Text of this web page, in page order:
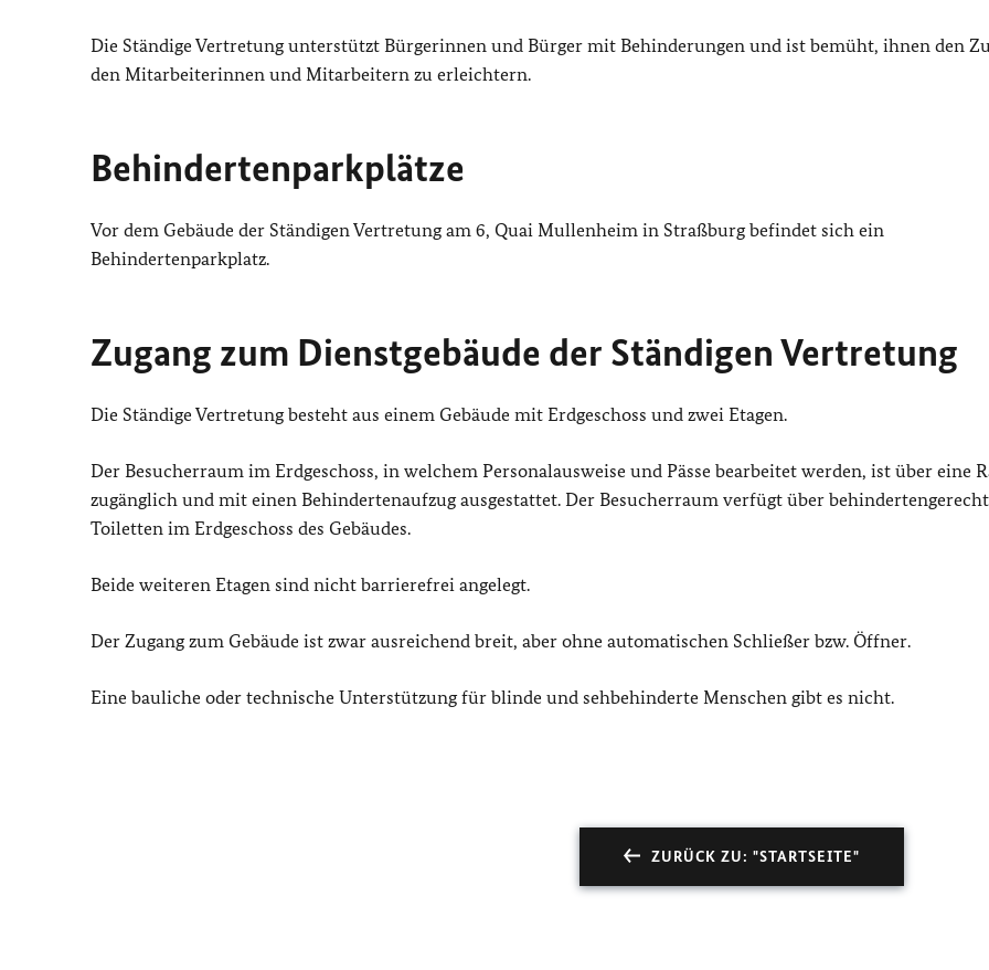
Die Ständige Vertretung unterstützt Bürgerinnen und Bürger mit Behinderungen und ist bemüht, ihnen den
den Mitarbeiterinnen und Mitarbeitern zu erleichtern.
Behindertenparkplätze
Vor dem Gebäude der Ständigen Vertretung am 6, Quai Mullenheim in Straßburg befindet sich ein
Behindertenparkplatz.
Zugang zum Dienstgebäude der Ständigen Vertretung
Die Ständige Vertretung besteht aus einem Gebäude mit Erdgeschoss und zwei Etagen.
Der Besucherraum im Erdgeschoss, in welchem Personalausweise und Pässe bearbeitet werden, ist über eine
zugänglich und mit einen Behindertenaufzug ausgestattet. Der Besucherraum verfügt über
Toiletten im Erdgeschoss des Gebäudes.
Beide weiteren Etagen sind nicht barrierefrei angelegt.
Der Zugang zum Gebäude ist zwar ausreichend breit, aber ohne automatischen Schließer bzw. Öffner.
Eine bauliche oder technische Unterstützung für blinde und sehbehinderte Menschen gibt es nicht.
ZURÜCK ZU: "STARTSEITE"